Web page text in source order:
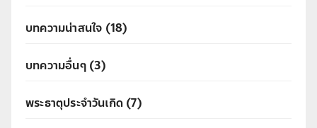
บทความน่าสนใจ (18)
บทความอื่นๆ(3)
พระธาตุประจำวันเกิด (7)